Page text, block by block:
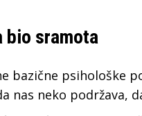
bio sramota
bazične psihološke
nas neko podržava,